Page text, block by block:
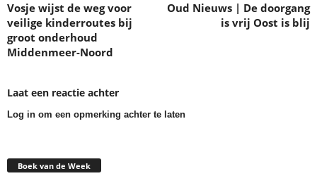
Vosje wijst de weg voor
veilige kinderroutes bij
groot onderhoud
Middenmeer-Noord
Oud Nieuws | De doorgang
is vrij Oost is blij
Laat een reactie achter
Log in om een opmerking achter te laten
Boek van de Week